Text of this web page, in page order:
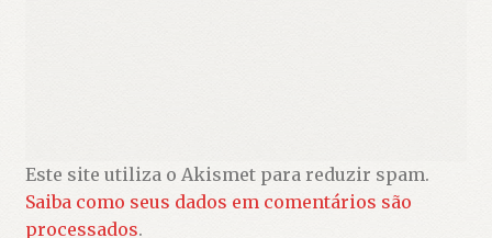
Este site utiliza o Akismet para reduzir spam.
Saiba como seus dados em comentários são
processados.